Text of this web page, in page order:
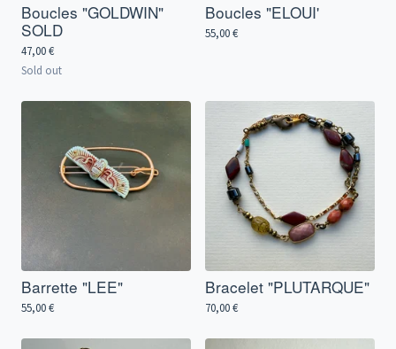
Boucles "GOLDWIN"
SOLD
47,00€
Sold out
Boucles "ELOUI'
55,00€
Barrette "LEE"
55,00€
Bracelet "PLUTARQUE"
70,00€